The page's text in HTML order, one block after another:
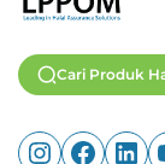
Cari Produk